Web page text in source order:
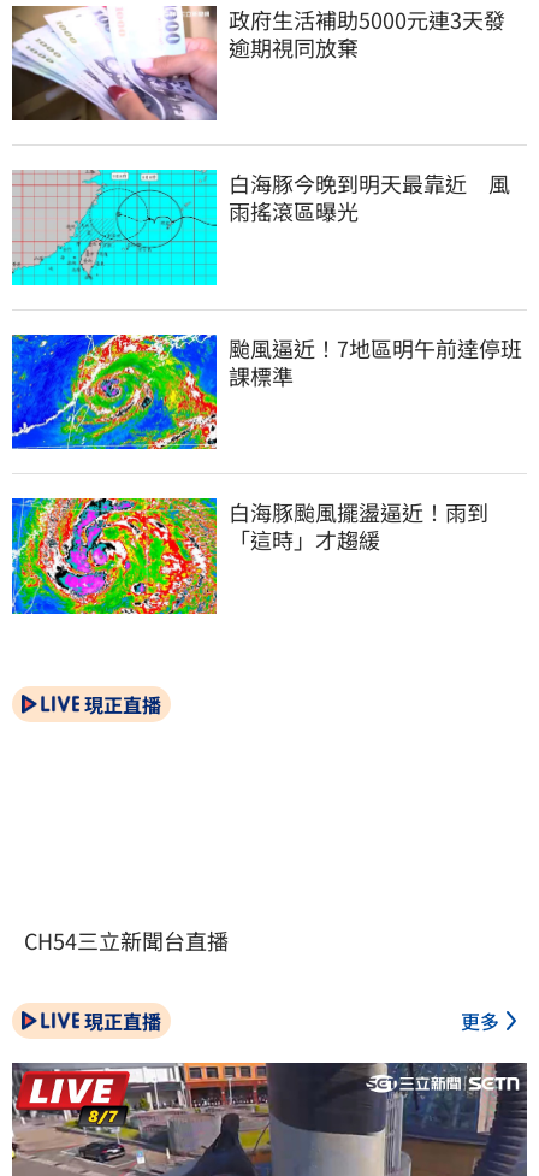
政府生活補助5000元連3天發
逾期視同放棄
白海豚今晚到明天最靠近　風
雨搖滾區曝光
颱風逼近！7地區明午前達停班
課標準
白海豚颱風擺盪逼近！雨到
「這時」才趨緩
現正直播
CH54三立新聞台直播
現正直播 更多